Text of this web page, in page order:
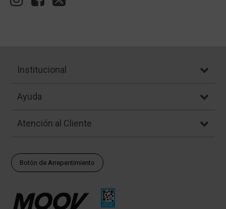
Institucional
Ayuda
Atención al Cliente
Botón de Arrepentimiento